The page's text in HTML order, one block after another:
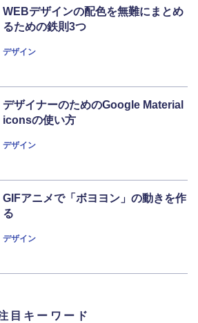
WEBデザインの配色を無難にまとめ
るための鉄則3つ
デザイン
デザイナーのためのGoogle Material
iconsの使い方
デザイン
GIFアニメで「ボヨヨン」の動きを作
る
デザイン
目キーワード